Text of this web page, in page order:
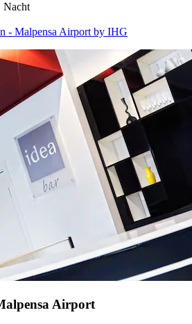
Nacht
- Malpensa Airport by IHG
Airport